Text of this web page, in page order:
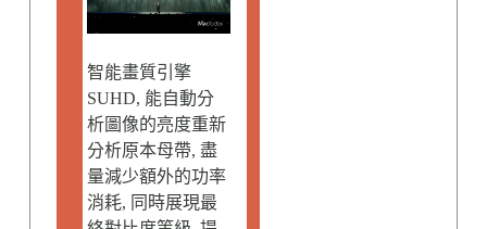
智能畫質引擎
SUHD, 能自動分
析圖像的亮度重新
分析原本母帶, 盡
量減少額外的功率
消耗, 同時展現最